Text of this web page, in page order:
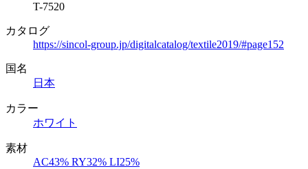
T-7520
カタログ
https://sincol-group.jp/digitalcatalog/textile2019/#page152
国名
日本
カラー
ホワイト
素材
AC43% RY32% LI25%